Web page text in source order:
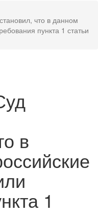
что в данном
пункта 1 статьи
в
1